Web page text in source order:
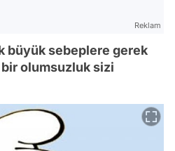
Reklam
büyük sebeplere gerek
olumsuzluk sizi